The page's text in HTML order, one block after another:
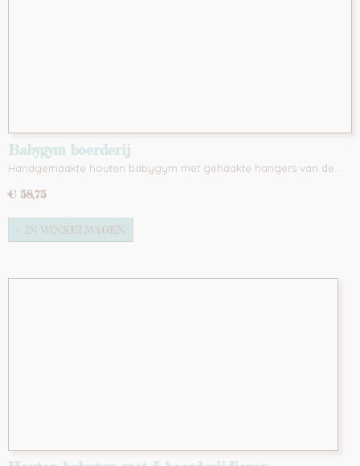
Babygym boerderij
Handgemaakte houten babygym met gehaakte hangers van de…
€ 58,75
IN WINKELWAGEN